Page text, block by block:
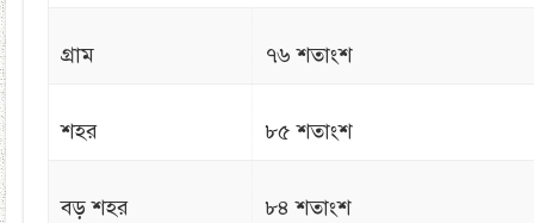
গ্রাম ৭৬ শতাংশ
শহর ৮৫ শতাংশ
বড় শহর ৮৪ শতাংশ